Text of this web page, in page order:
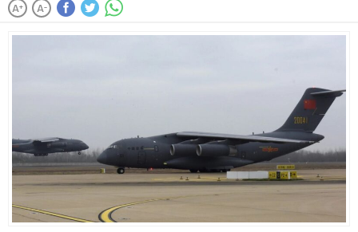
A+ A-